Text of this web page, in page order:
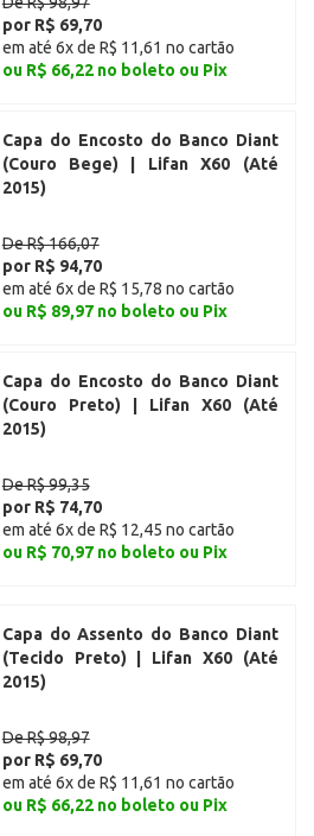
por R$ 69,70
em até 6x de R$ 11,61 no cartão
ou R$ 66,22 no boleto ou Pix
Capa do Encosto do Banco Diant
(Couro Bege) | Lifan X60 (Até
2015)
De R$ 166,07
por R$ 94,70
em até 6x de R$ 15,78 no cartão
ou R$ 89,97 no boleto ou Pix
Capa do Encosto do Banco Diant
(Couro Preto) | Lifan X60 (Até
2015)
De R$ 99,35
por R$ 74,70
em até 6x de R$ 12,45 no cartão
ou R$ 70,97 no boleto ou Pix
Capa do Assento do Banco Diant
(Tecido Preto) | Lifan X60 (Até
2015)
De R$ 98,97
por R$ 69,70
em até 6x de R$ 11,61 no cartão
ou R$ 66,22 no boleto ou Pix